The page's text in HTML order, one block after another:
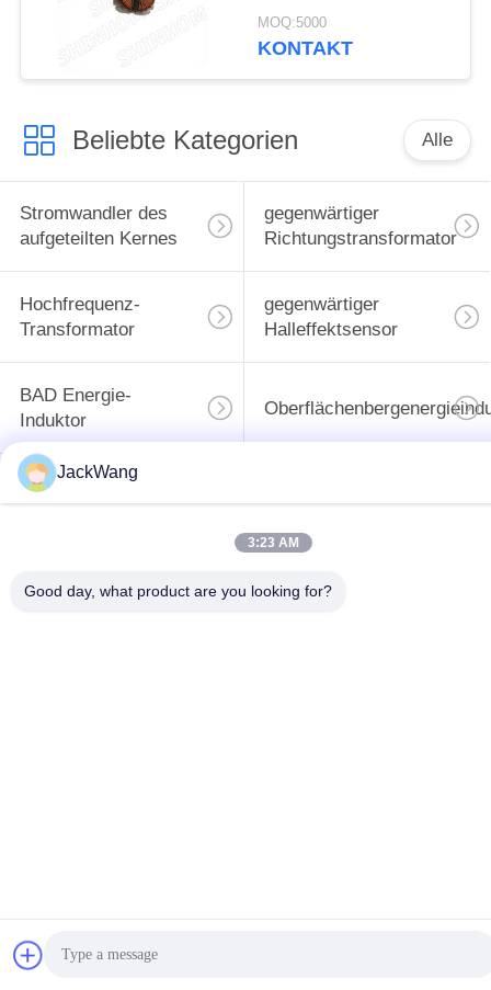
TRF2606H-103Y -40°C
bis +105°C für
MOQ:5000
KONTAKT
Beliebte Kategorien Alle
Stromwandler des
aufgeteilten Kernes
gegenwärtiger
Richtungstransformator
Hochfrequenz-
Transformator
gegenwärtiger
Halleffektsensor
BAD Energie-
Induktor
Common Mode
Choke
Energieinduktoren
JackWang
3:23 AM
Good day, what product are you looking for?